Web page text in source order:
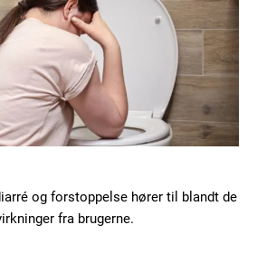
og forstoppelse hører til blandt de
fra brugerne.